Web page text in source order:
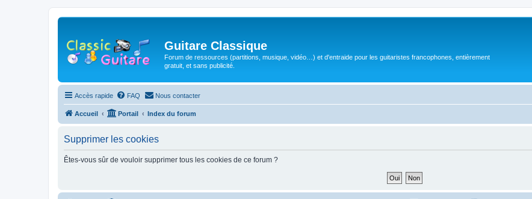
Guitare Classique
Forum de ressources (partitions, musique, vidéo…) et d'entraide pour les guitaristes francophones, entièrement
gratuit, et sans publicité.
Accès rapide FAQ Nous contacter
Accueil Portail Index du forum
Supprimer les cookies
Êtes-vous sûr de vouloir supprimer tous les cookies de ce forum ?